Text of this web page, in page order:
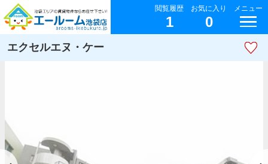
閲覧履歴
1
お気に入り
0
メニュー
エクセルエヌ・ケー